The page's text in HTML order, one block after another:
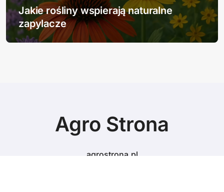
Jakie rośliny wspierają naturalne
zapylacze
Agro Strona
agrostrona.pl